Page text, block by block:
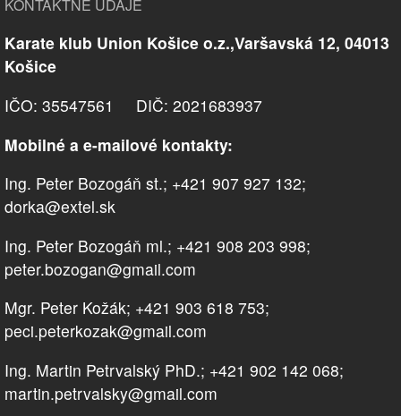
KONTAKTNÉ ÚDAJE
Karate klub Union Košice o.z.,Varšavská 12, 04013
Košice
IČO: 35547561 DIČ: 2021683937
Mobilné a e-mailové kontakty:
Ing. Peter Bozogáň st.; +421 907 927 132;
dorka@extel.sk
Ing. Peter Bozogáň ml.; +421 908 203 998;
peter.bozogan@gmail.com
Mgr. Peter Kožák; +421 903 618 753;
peci.peterkozak@gmail.com
Ing. Martin Petrvalský PhD.; +421 902 142 068;
martin.petrvalsky@gmail.com